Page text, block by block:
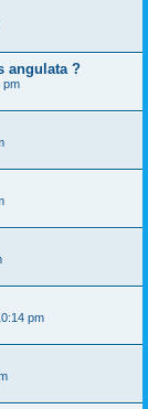
angulata ?
pm
pm